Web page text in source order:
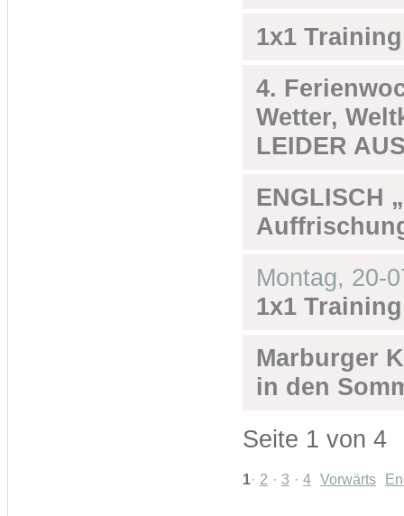
1x1
4.
Wetter,
LEIDER
ENGLISCH
Montag, 20-
1x1
Marburger
in den
Seite 1 von 4
1 2 3 4 Vorwärts